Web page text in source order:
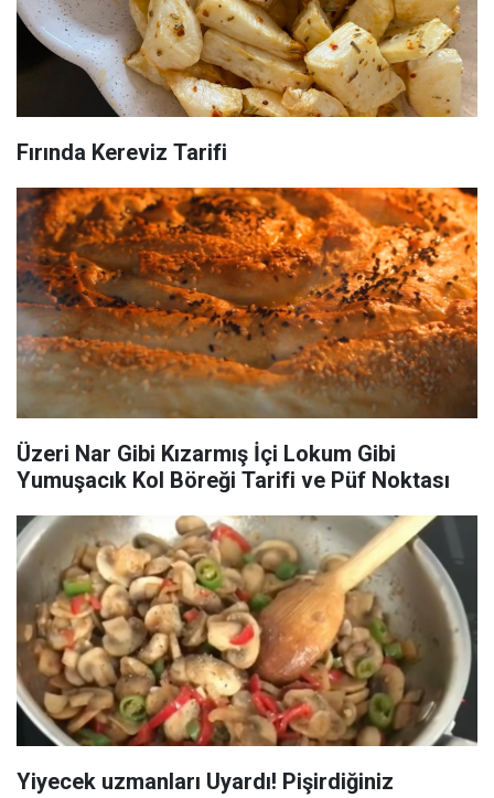
Fırında Kereviz Tarifi
Üzeri Nar Gibi Kızarmış İçi Lokum Gibi
Yumuşacık Kol Böreği Tarifi ve Püf Noktası
Yiyecek uzmanları Uyardı! Pişirdiğiniz